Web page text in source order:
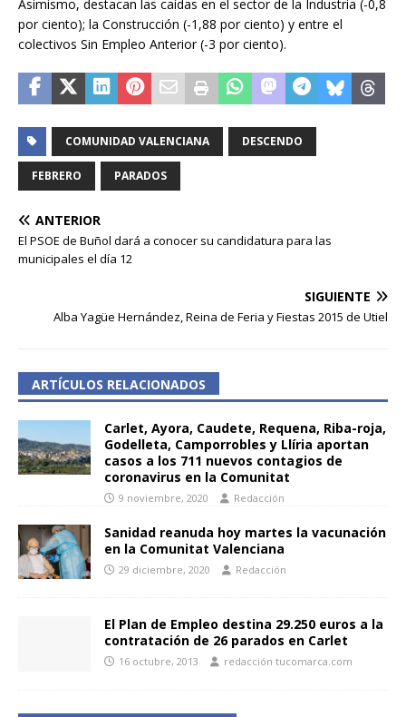
Asimismo, destacan las caídas en el sector de la Industria (-0,8
por ciento); la Construcción (-1,88 por ciento) y entre el
colectivos Sin Empleo Anterior (-3 por ciento).
COMUNIDAD VALENCIANA DESCENDO
FEBRERO PARADOS
ANTERIOR
El PSOE de Buñol dará a conocer su candidatura para las
municipales el día 12
SIGUIENTE
Alba Yagüe Hernández, Reina de Feria y Fiestas 2015 de Utiel
ARTÍCULOS RELACIONADOS
Carlet, Ayora, Caudete, Requena, Riba-roja,
Godelleta, Camporrobles y Llíria aportan
casos a los 711 nuevos contagios de
coronavirus en la Comunitat
9 noviembre, 2020 Redacción
Sanidad reanuda hoy martes la vacunación
en la Comunitat Valenciana
29 diciembre, 2020 Redacción
El Plan de Empleo destina 29.250 euros a la
contratación de 26 parados en Carlet
16 octubre, 2013 redacción tucomarca.com